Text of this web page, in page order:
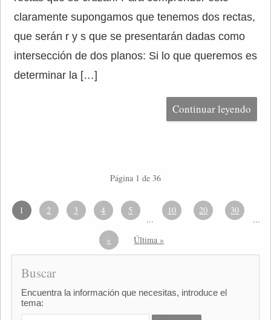
claramente supongamos que tenemos dos rectas,
que serán r y s que se presentarán dadas como
intersección de dos planos: Si lo que queremos es
determinar la […]
Continuar leyendo
Página 1 de 36
1 2 3 4 5
...
10 20 30
...
»
Última »
Buscar
Encuentra la información que necesitas, introduce el
tema: